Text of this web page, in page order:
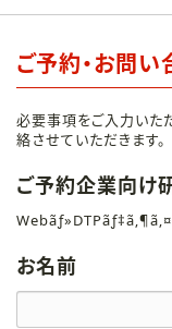
ご予約・お問
必要事項をご入力いた
絡させていただきます。
ご予約企業向け
お名前